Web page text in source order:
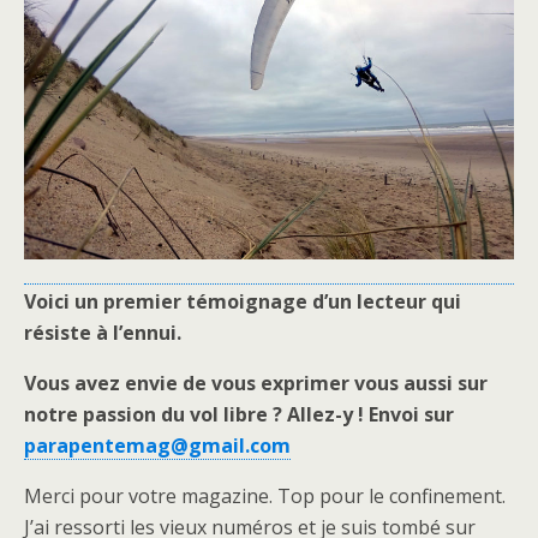
Voici un premier témoignage d’un lecteur qui
résiste à l’ennui.
Vous avez envie de vous exprimer vous aussi sur
notre passion du vol libre ? Allez-y ! Envoi sur
parapentemag@gmail.com
Merci pour votre magazine. Top pour le confinement.
J’ai ressorti les vieux numéros et je suis tombé sur